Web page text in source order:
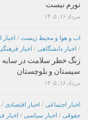
تورم نیست
مرداد ۱۶, ۱۴۰۵
اب و هوا و محیط زیست /
/ اخبار دانشگاهی / اخبار
زنگ خطر سلامت در
سیستان و بلوچستان
مرداد ۱۶, ۱۴۰۵
اخبار اجتماعی / اخبار اقتصادی /
حقوقی / اخبار سیاسی / اخبار